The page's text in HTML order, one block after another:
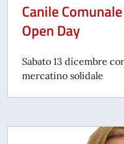
Canile
Open Day
Sabato 13 dicembre
mercatino solidale